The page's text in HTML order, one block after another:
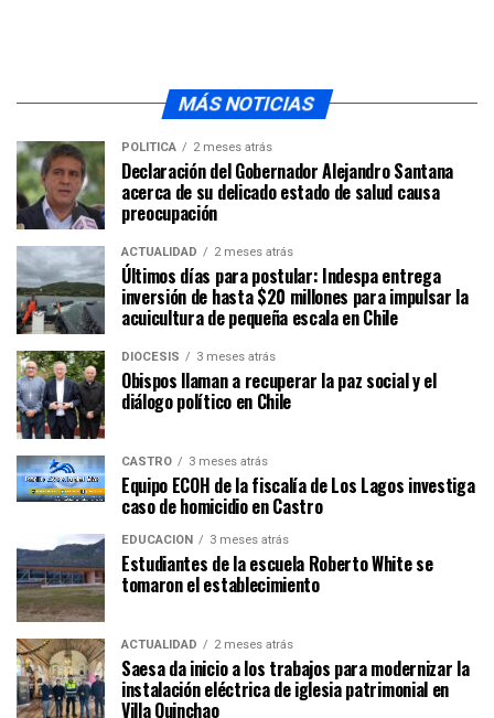
MÁS NOTICIAS
POLÍTICA 2 meses atrás
Declaración del Gobernador Alejandro Santana
acerca de su delicado estado de salud causa
preocupación
ACTUALIDAD 2 meses atrás
Últimos días para postular: Indespa entrega
inversión de hasta $20 millones para impulsar la
acuicultura de pequeña escala en Chile
DIÓCESIS 3 meses atrás
Obispos llaman a recuperar la paz social y el
diálogo político en Chile
CASTRO 3 meses atrás
Equipo ECOH de la fiscalía de Los Lagos investiga
caso de homicidio en Castro
EDUCACIÓN 3 meses atrás
Estudiantes de la escuela Roberto White se
tomaron el establecimiento
ACTUALIDAD 2 meses atrás
Saesa da inicio a los trabajos para modernizar la
instalación eléctrica de iglesia patrimonial en
Villa Quinchao